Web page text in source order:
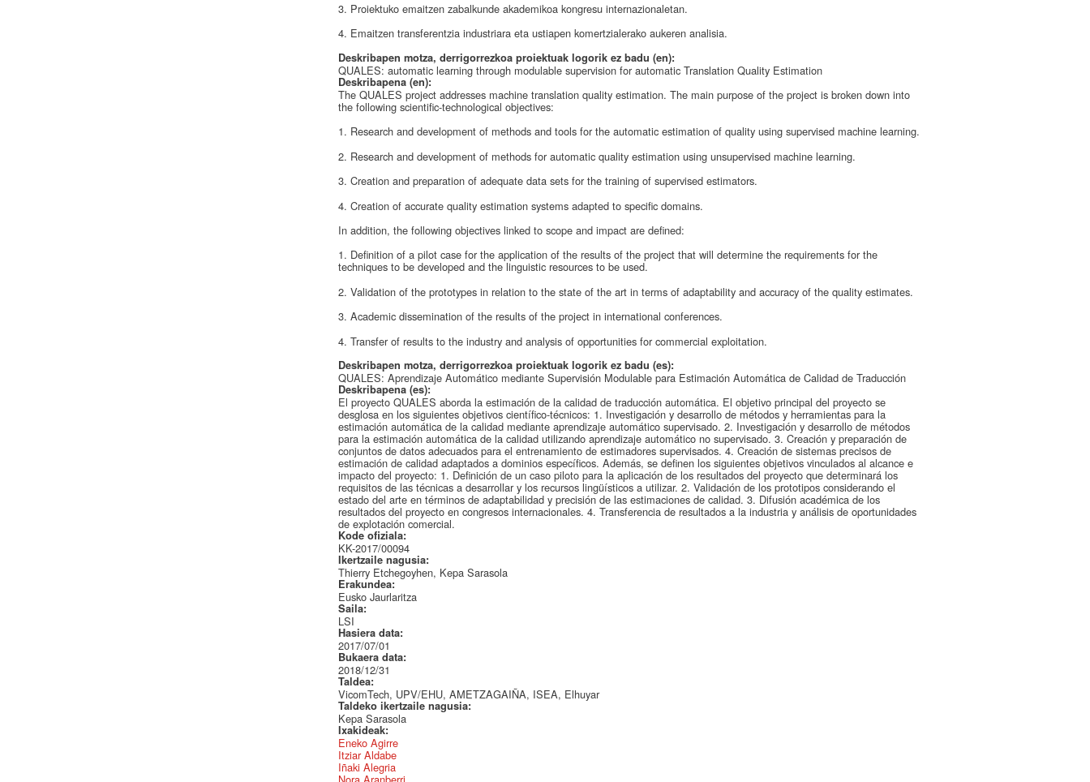
3. Proiektuko emaitzen zabalkunde akademikoa kongresu internazionaletan.
4. Emaitzen transferentzia industriara eta ustiapen komertzialerako aukeren analisia.
Deskribapen motza, derrigorrezkoa proiektuak logorik ez badu (en):
QUALES: automatic learning through modulable supervision for automatic Translation Quality Estimation
Deskribapena (en):
The QUALES project addresses machine translation quality estimation. The main purpose of the project is broken down into
the following scientific-technological objectives:
1. Research and development of methods and tools for the automatic estimation of quality using supervised machine learning.
2. Research and development of methods for automatic quality estimation using unsupervised machine learning.
3. Creation and preparation of adequate data sets for the training of supervised estimators.
4. Creation of accurate quality estimation systems adapted to specific domains.
In addition, the following objectives linked to scope and impact are defined:
1. Definition of a pilot case for the application of the results of the project that will determine the requirements for the
techniques to be developed and the linguistic resources to be used.
2. Validation of the prototypes in relation to the state of the art in terms of adaptability and accuracy of the quality estimates.
3. Academic dissemination of the results of the project in international conferences.
4. Transfer of results to the industry and analysis of opportunities for commercial exploitation.
Deskribapen motza, derrigorrezkoa proiektuak logorik ez badu (es):
QUALES: Aprendizaje Automático mediante Supervisión Modulable para Estimación Automática de Calidad de Traducción
Deskribapena (es):
El proyecto QUALES aborda la estimación de la calidad de traducción automática. El objetivo principal del proyecto se
desglosa en los siguientes objetivos científico-técnicos: 1. Investigación y desarrollo de métodos y herramientas para la
estimación automática de la calidad mediante aprendizaje automático supervisado. 2. Investigación y desarrollo de métodos
para la estimación automática de la calidad utilizando aprendizaje automático no supervisado. 3. Creación y preparación de
conjuntos de datos adecuados para el entrenamiento de estimadores supervisados. 4. Creación de sistemas precisos de
estimación de calidad adaptados a dominios específicos. Además, se definen los siguientes objetivos vinculados al alcance e
impacto del proyecto: 1. Definición de un caso piloto para la aplicación de los resultados del proyecto que determinará los
requisitos de las técnicas a desarrollar y los recursos lingüísticos a utilizar. 2. Validación de los prototipos considerando el
estado del arte en términos de adaptabilidad y precisión de las estimaciones de calidad. 3. Difusión académica de los
resultados del proyecto en congresos internacionales. 4. Transferencia de resultados a la industria y análisis de oportunidades
de explotación comercial.
Kode ofiziala:
KK-2017/00094
Ikertzaile nagusia:
Thierry Etchegoyhen, Kepa Sarasola
Erakundea:
Eusko Jaurlaritza
Saila:
LSI
Hasiera data:
2017/07/01
Bukaera data:
2018/12/31
Taldea:
VicomTech, UPV/EHU, AMETZAGAIÑA, ISEA, Elhuyar
Taldeko ikertzaile nagusia:
Kepa Sarasola
Ixakideak:
Eneko Agirre
Itziar Aldabe
Iñaki Alegria